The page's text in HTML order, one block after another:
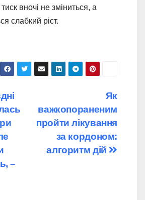
вночі не зміниться, а
слабкий ріст.
Як
важкопораненим
пройти лікування
за кордоном:
алгоритм дій
–